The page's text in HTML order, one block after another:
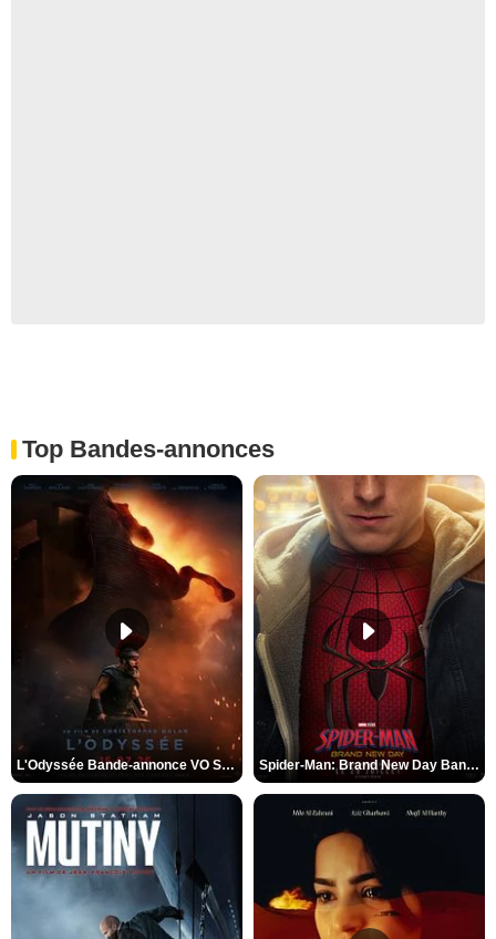
Top Bandes-annonces
L'Odyssée Bande-annonce VO STFR Spider-Man: Brand New Day Bande-annonce VO STFR